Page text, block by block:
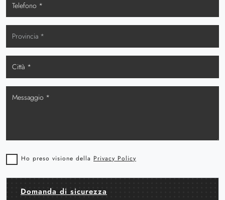
Ho preso visione della Privacy Policy
Domanda di sicurezza